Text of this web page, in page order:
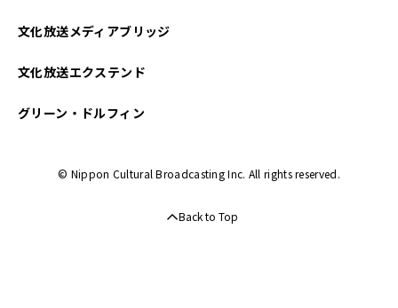
2025年01月
2024年12月
2024年11月
文化放送メディアブリッジ
文化放送エクステンド
グリーン・ドルフィン
© Nippon Cultural Broadcasting Inc. All rights reserved.
Back to Top